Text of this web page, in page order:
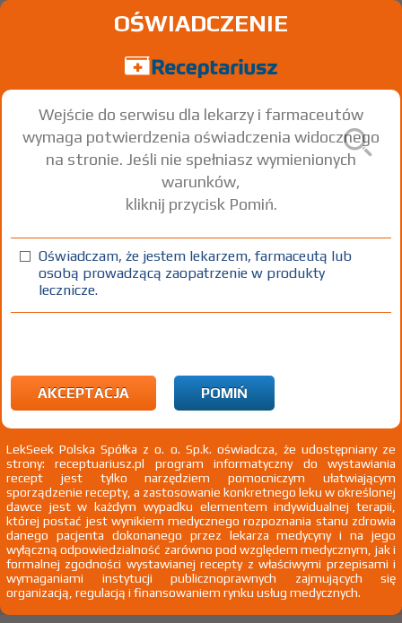
Znaleziono wyników:
ŚŻ
Glucosum,Kalii chloridum ,Natrii chloridum,Natrii citras
prosz. do przyg. roztw. doust. 10 sasz.
4,35 g Doustnie
Zakłady Farmaceutyczne
Polpharma SA
Acidolit® ŚŻ
100%
26,61 zł
OŚWIADCZENIE
Wejście do serwisu dla lekarzy i farmaceutów
wymaga potwierdzenia oświadczenia widocznego
na stronie. Jeśli nie spełniasz wymienionych
warunków,
kliknij przycisk Pomiń.
Oświadczam, że jestem lekarzem, farmaceutą lub
osobą prowadzącą zaopatrzenie w produkty
lecznicze.
AKCEPTACJA POMIŃ
LekSeek Polska Spółka z o. o. Sp.k. oświadcza, że udostępniany ze
strony: receptuariusz.pl program informatyczny do wystawiania
recept jest tylko narzędziem pomocniczym ułatwiającym
sporządzenie recepty, a zastosowanie konkretnego leku w określonej
dawce jest w każdym wypadku elementem indywidualnej terapii,
której postać jest wynikiem medycznego rozpoznania stanu zdrowia
danego pacjenta dokonanego przez lekarza medycyny i na jego
wyłączną odpowiedzialność zarówno pod względem medycznym, jak i
formalnej zgodności wystawianej recepty z właściwymi przepisami i
wymaganiami instytucji publicznoprawnych zajmujących się
organizacją, regulacją i finansowaniem rynku usług medycznych.